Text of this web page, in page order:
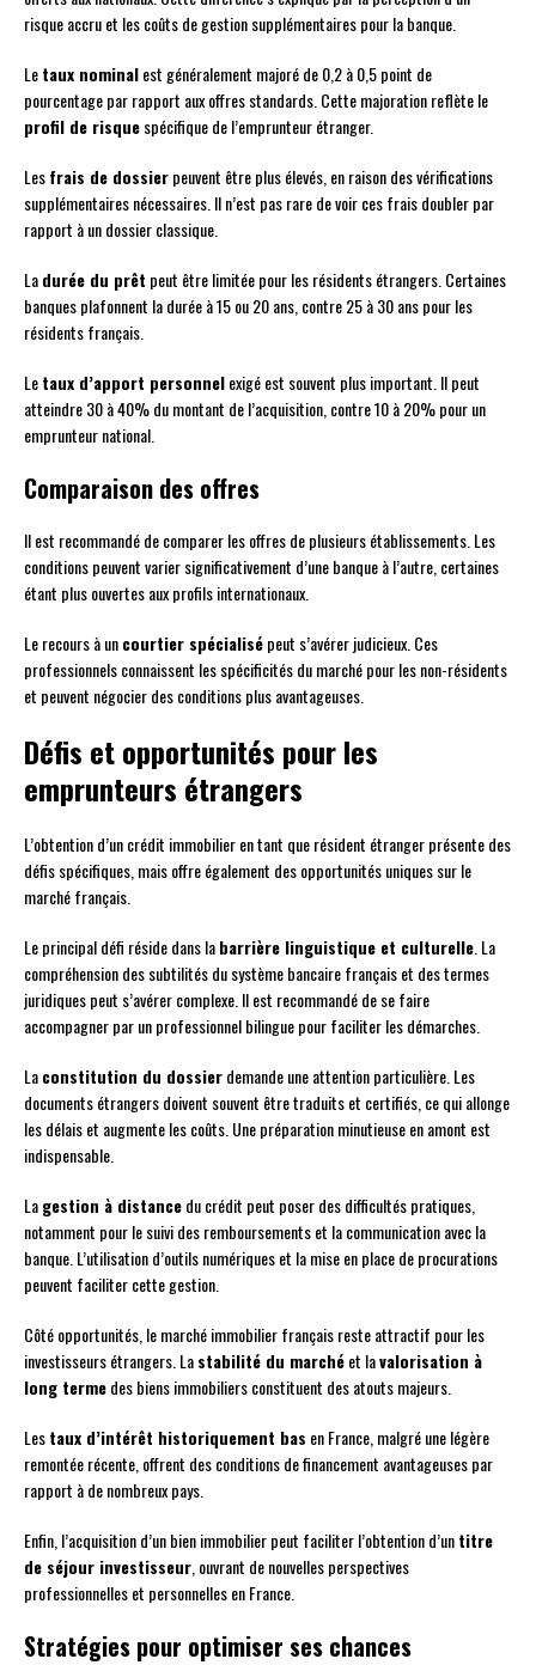
risque accru et les coûts de gestion supplémentaires pour la banque.
Letaux nominalest généralement majoré de 0,2 à 0,5 point de
pourcentage par rapport aux offres standards. Cette majoration reflète le
profil de risquespécifique de l’emprunteur étranger.
Lesfrais de dossierpeuvent être plus élevés, en raison des vérifications
supplémentaires nécessaires. Il n’est pas rare de voir ces frais doubler par
rapport à un dossier classique.
Ladurée du prêt peut être limitée pour les résidents étrangers. Certaines
banques plafonnent la durée à 15 ou 20 ans, contre 25 à 30 ans pour les
résidents français.
Letaux d’apport personnelexigé est souvent plus important. Il peut
atteindre 30 à 40% du montant de l’acquisition, contre 10 à 20% pour un
emprunteur national.
Comparaison des offres
Il est recommandé de comparer les offres de plusieurs établissements. Les
conditions peuvent varier significativement d’une banque à l’autre, certaines
étant plus ouvertes aux profils internationaux.
Le recours à uncourtier spécialisépeut s’avérer judicieux. Ces
professionnels connaissent les spécificités du marché pour les non-résidents
et peuvent négocier des conditions plus avantageuses.
Défis et opportunités pour les
emprunteurs étrangers
L’obtention d’un crédit immobilier en tant que résident étranger présente des
défis spécifiques, mais offre également des opportunités uniques sur le
marché français.
Le principal défi réside dans labarrière linguistique et culturelle . La
compréhension des subtilités du système bancaire français et des termes
juridiques peut s’avérer complexe. Il est recommandé de se faire
accompagner par un professionnel bilingue pour faciliter les démarches.
Laconstitution du dossierdemande une attention particulière. Les
documents étrangers doivent souvent être traduits et certifiés, ce qui allonge
les délais et augmente les coûts. Une préparation minutieuse en amont est
indispensable.
Lagestion à distancedu crédit peut poser des difficultés pratiques,
notamment pour le suivi des remboursements et la communication avec la
banque. L’utilisation d’outils numériques et la mise en place de procurations
peuvent faciliter cette gestion.
Côté opportunités, le marché immobilier français reste attractif pour les
investisseurs étrangers. Lastabilité du marchéet lavalorisation à
long termedes biens immobiliers constituent des atouts majeurs.
Lestaux d’intérêt historiquement bas en France, malgré une légère
remontée récente, offrent des conditions de financement avantageuses par
rapport à de nombreux pays.
Enfin, l’acquisition d’un bien immobilier peut faciliter l’obtention d’untitre
de séjour investisseur , ouvrant de nouvelles perspectives
professionnelles et personnelles en France.
Stratégies pour optimiser ses chances